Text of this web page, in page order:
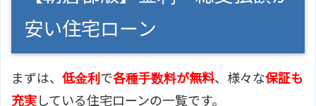
安い住宅ローン
まずは、 低金利 で各種手数料が無料、様々な保証も
充実している住宅ローンの一覧です。